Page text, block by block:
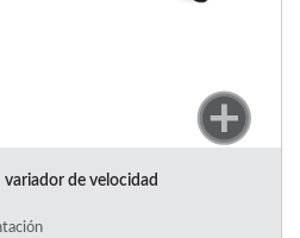
variador de velocidad